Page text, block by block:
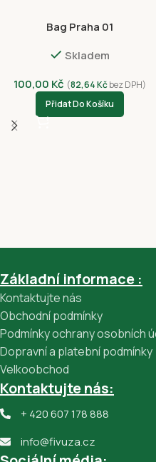
Bag Praha 01
Skladem
100,00 Kč (82,64Kčbez DPH)
Přidat Do Košíku
Základní informace :
Kontaktujte nás
Obchodní podmínky
Podmínky ochrany osobních
Dopravní a platební podmínky
Velkoobchod
Kontaktujte nás:
+ 420 607 178 888
info@fivuza.cz